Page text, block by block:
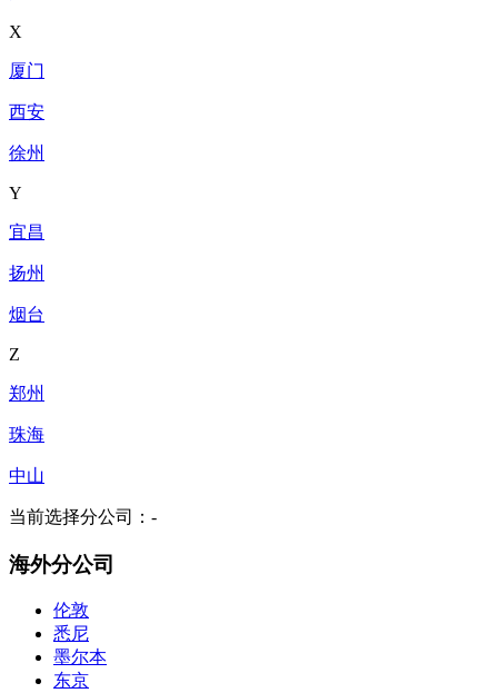
X
厦门
西安
徐州
Y
宜昌
扬州
烟台
Z
郑州
珠海
中山
当前选择分公司： -
海外分公司
伦敦
悉尼
墨尔本
东京